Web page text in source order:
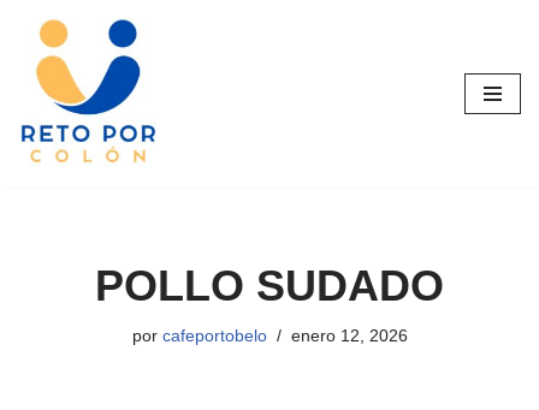
Saltar
contenido
POLLO SUDADO
por cafeportobelo enero 12, 2026